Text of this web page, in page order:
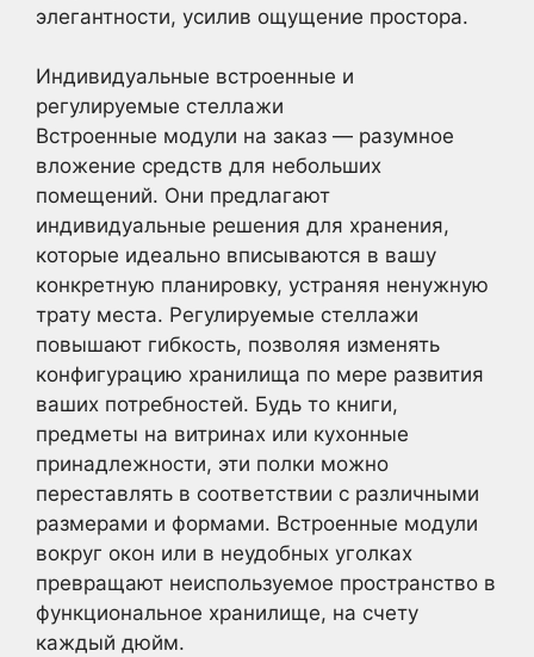
элегантности, усилив ощущение простора.
Индивидуальные встроенные и
регулируемые стеллажи
Встроенные модули на заказ — разумное
вложение средств для небольших
помещений. Они предлагают
индивидуальные решения для хранения,
которые идеально вписываются в вашу
конкретную планировку, устраняя ненужную
трату места. Регулируемые стеллажи
повышают гибкость, позволяя изменять
конфигурацию хранилища по мере развития
ваших потребностей. Будь то книги,
предметы на витринах или кухонные
принадлежности, эти полки можно
переставлять в соответствии с различными
размерами и формами. Встроенные модули
вокруг окон или в неудобных уголках
превращают неиспользуемое пространство в
функциональное хранилище, на счету
каждый дюйм.